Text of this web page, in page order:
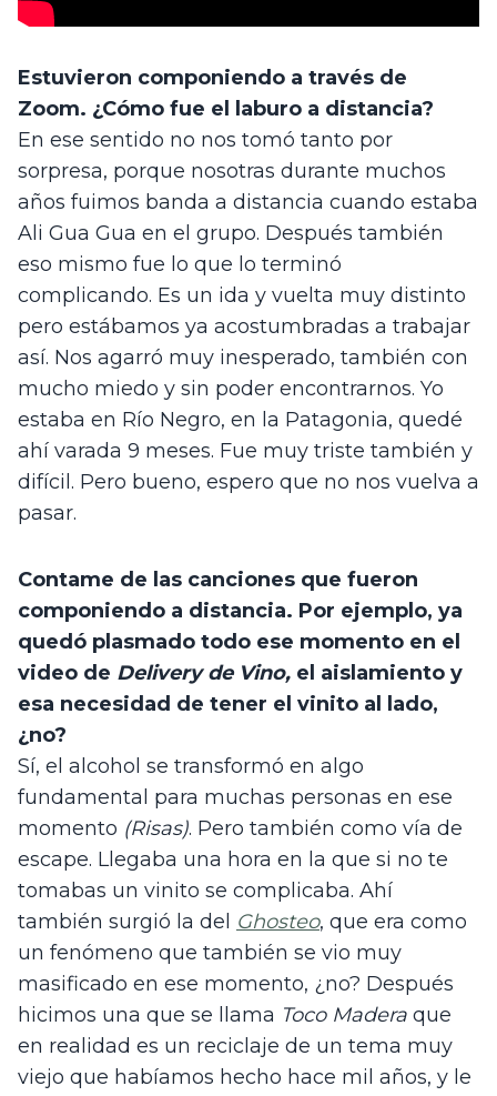
Estuvieron componiendo a través de
Zoom. ¿Cómo fue el laburo a distancia?
En ese sentido no nos tomó tanto por
sorpresa, porque nosotras durante muchos
años fuimos banda a distancia cuando estaba
Ali Gua Gua en el grupo. Después también
eso mismo fue lo que lo terminó
complicando. Es un ida y vuelta muy distinto
pero estábamos ya acostumbradas a trabajar
así. Nos agarró muy inesperado, también con
mucho miedo y sin poder encontrarnos. Yo
estaba en Río Negro, en la Patagonia, quedé
ahí varada 9 meses. Fue muy triste también y
difícil. Pero bueno, espero que no nos vuelva a
pasar.
Contame de las canciones que fueron
componiendo a distancia. Por ejemplo, ya
quedó plasmado todo ese momento en el
video de Delivery de Vino, el aislamiento y
esa necesidad de tener el vinito al lado,
¿no?
Sí, el alcohol se transformó en algo
fundamental para muchas personas en ese
momento (Risas). Pero también como vía de
escape. Llegaba una hora en la que si no te
tomabas un vinito se complicaba. Ahí
también surgió la del Ghosteo, que era como
un fenómeno que también se vio muy
masificado en ese momento, ¿no? Después
hicimos una que se llama Toco Madera que
en realidad es un reciclaje de un tema muy
viejo que habíamos hecho hace mil años, y le